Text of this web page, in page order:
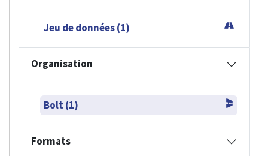
Jeu de données (1)
Organisation
Bolt (1)
Formats